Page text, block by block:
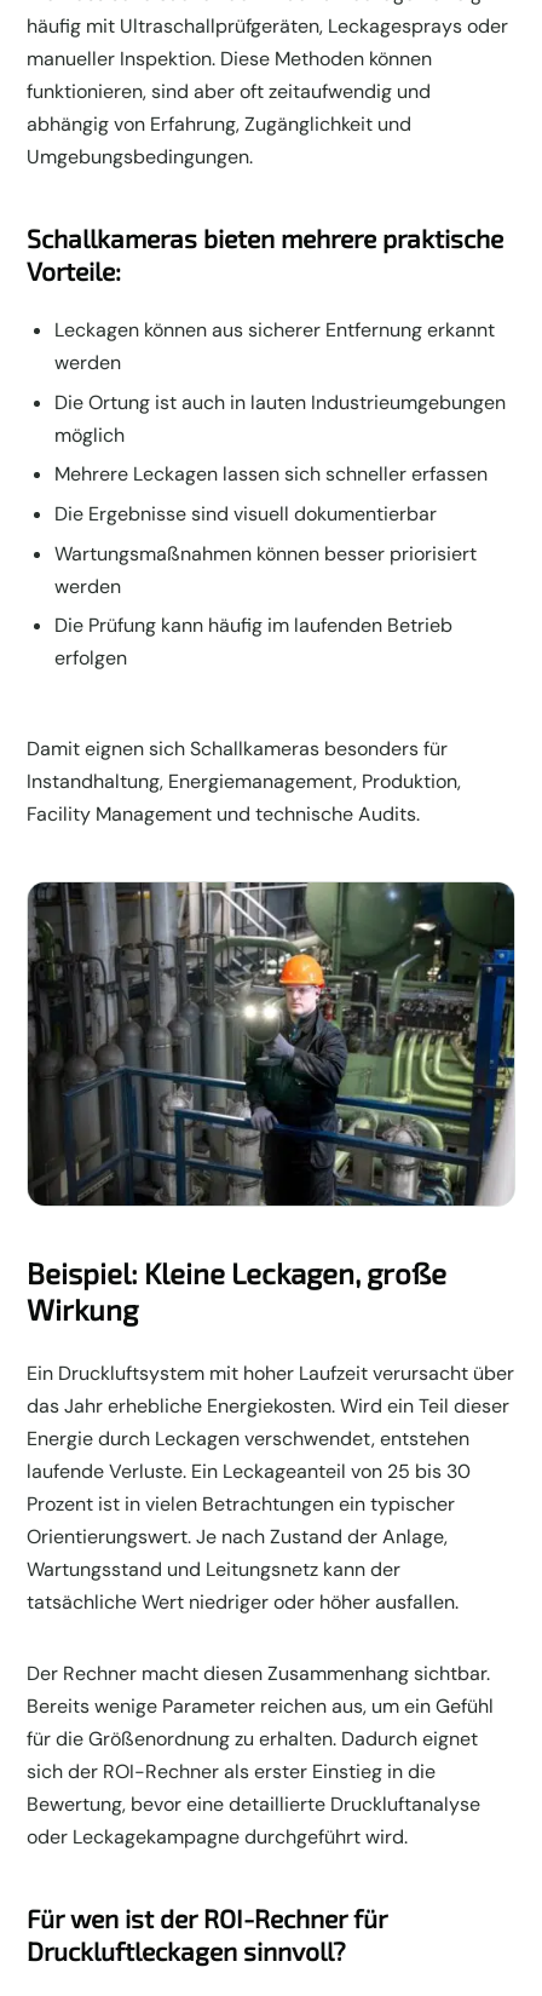
häufig mit Ultraschallprüfgeräten, Leckagesprays oder
manueller Inspektion. Diese Methoden können
funktionieren, sind aber oft zeitaufwendig und
abhängig von Erfahrung, Zugänglichkeit und
Umgebungsbedingungen.
Schallkameras bieten mehrere praktische
Vorteile:
Leckagen können aus sicherer Entfernung erkannt
werden
Die Ortung ist auch in lauten Industrieumgebungen
möglich
Mehrere Leckagen lassen sich schneller erfassen
Die Ergebnisse sind visuell dokumentierbar
Wartungsmaßnahmen können besser priorisiert
werden
Die Prüfung kann häufig im laufenden Betrieb
erfolgen
Damit eignen sich Schallkameras besonders für
Instandhaltung, Energiemanagement, Produktion,
Facility Management und technische Audits.
Beispiel: Kleine Leckagen, große
Wirkung
Ein Druckluftsystem mit hoher Laufzeit verursacht über
das Jahr erhebliche Energiekosten. Wird ein Teil dieser
Energie durch Leckagen verschwendet, entstehen
laufende Verluste. Ein Leckageanteil von 25 bis 30
Prozent ist in vielen Betrachtungen ein typischer
Orientierungswert. Je nach Zustand der Anlage,
Wartungsstand und Leitungsnetz kann der
tatsächliche Wert niedriger oder höher ausfallen.
Der Rechner macht diesen Zusammenhang sichtbar.
Bereits wenige Parameter reichen aus, um ein Gefühl
für die Größenordnung zu erhalten. Dadurch eignet
sich der ROI-Rechner als erster Einstieg in die
Bewertung, bevor eine detaillierte Druckluftanalyse
oder Leckagekampagne durchgeführt wird.
Für wen ist der ROI-Rechner für
Druckluftleckagen sinnvoll?